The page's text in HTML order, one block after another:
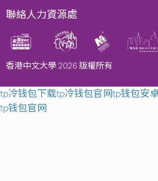
聯絡人力資源處
香港中文大學 2026 版權所有
tp冷钱包下载tp冷钱包官网tp钱包安
tp钱包官网